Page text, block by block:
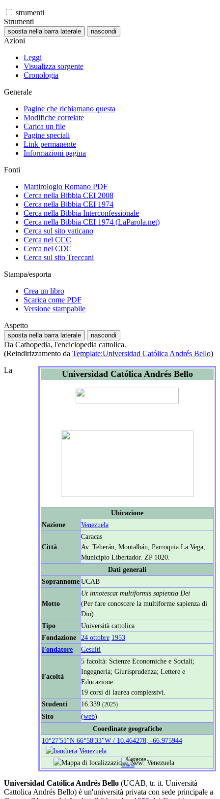
strumenti
Strumenti
sposta nella barra laterale nascondi
Azioni
Leggi
Visualizza sorgente
Cronologia
Generale
Pagine che richiamano questa
Modifiche correlate
Carica un file
Pagine speciali
Link permanente
Informazioni pagina
Fonti
Martirologio Romano PDF
Cerca nella Bibbia CEI 2008
Cerca nella Bibbia CEI 1974
Cerca nella Bibbia Interconfessionale
Cerca nella Bibbia CEI 1974 (LaParola.net)
Cerca sul sito vaticano
Cerca nel CCC
Cerca nel CDC
Cerca sul sito Treccani
Stampa/esporta
Crea un libro
Scarica come PDF
Versione stampabile
Aspetto
sposta nella barra laterale nascondi
Da Cathopedia, l'enciclopedia cattolica.
(Reindirizzamento da Template:Universidad Católica Andrés Bello)
Universidad Católica Andrés Bello
Ubicazione
Nazione
Venezuela
Città
Caracas
Av. Teherán, Montalbán, Parroquia La Vega,
Municipio Libertador. ZP 1020.
Dati generali
SoprannomeUCAB
Motto
Ut innotescat multiformis sapientia Dei
(Per fare conoscere la multiforme sapienza di
Dio)
Tipo
Università cattolica
Fondazione
24 ottobre 1953
Fondatore
Gesuiti
Facoltà
5 facoltà: Scienze Economiche e Sociali;
Ingegneria; Giurisprudenza; Lettere e
Educazione.
19 corsi di laurea complessivi.
Studenti
16.339 (2025)
Sito (web)
Coordinate geografiche
10°27′51″N 66°58′33″W / 10.464278, -66.975944
Venezuela
Caracas
La
Universidad Católica Andrés Bello (UCAB, tr. it. Università
Cattolica Andrés Bello) è un'università privata con sede principale a